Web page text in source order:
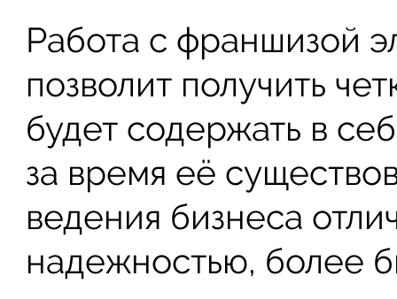
Работа с франшизой
позволит получить
будет содержать в
за время её
ведения бизнеса
надежностью, более